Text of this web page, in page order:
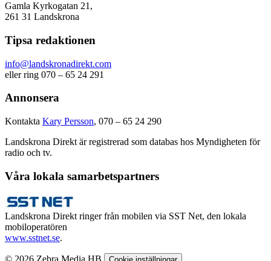
Gamla Kyrkogatan 21,
261 31 Landskrona
Tipsa redaktionen
info@landskronadirekt.com
eller ring 070 – 65 24 291
Annonsera
Kontakta Kary Persson, 070 – 65 24 290
Landskrona Direkt är registrerad som databas hos Myndigheten för
radio och tv.
Våra lokala samarbetspartners
Landskrona Direkt ringer från mobilen via SST Net, den lokala
mobiloperatören
www.sstnet.se.
© 2026 Zebra Media HB